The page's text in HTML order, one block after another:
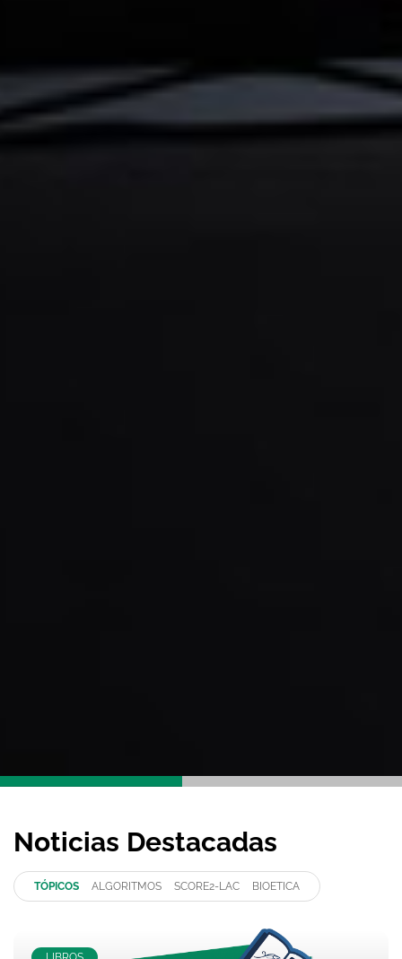
Noticias Destacadas
TÓPICOS ALGORITMOS SCORE2-LAC BIOETICA